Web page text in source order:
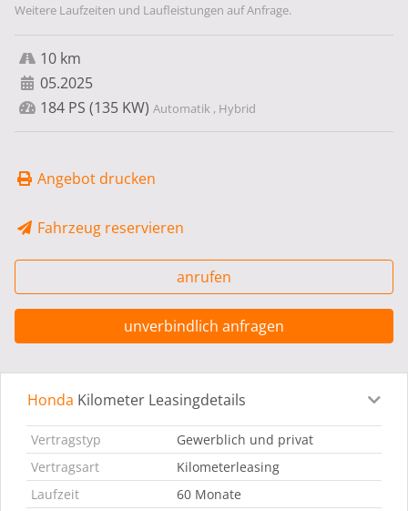
Weitere Laufzeiten und Laufleistungen auf Anfrage.
10 km
05.2025
184 PS (135 KW) Automatik , Hybrid
Angebot drucken
Fahrzeug reservieren
anrufen
unverbindlich anfragen
Leasingdetails Fahrzeugdetails
Honda Kilometer Leasingdetails
Vertragstyp
Gewerblich und privat
Vertragsart
Kilometerleasing
Laufzeit
60 Monate